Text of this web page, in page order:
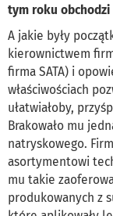
tym roku
A jakie były
kierownictwem
firma SATA) i
właściwościach
ułatwiałoby,
Brakowało mu
natryskowego.
asortymentowi
mu takie
produkowanych z